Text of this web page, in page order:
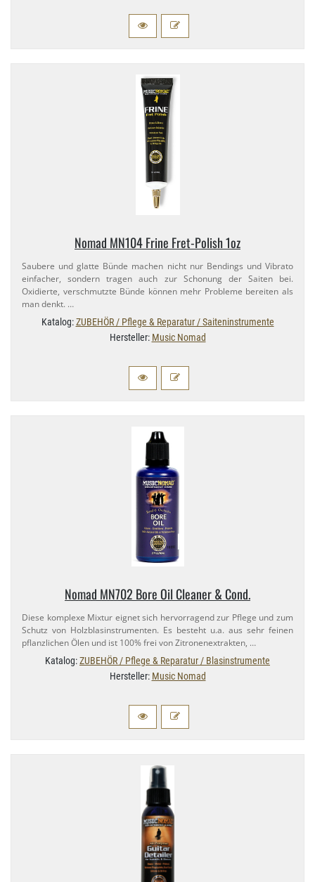
Nomad MN104 Frine Fret-​Polish 1oz
Saubere und glatte Bünde machen nicht nur Bendings und Vibrato
einfacher, sondern tragen auch zur Schonung der Saiten bei.
Oxidierte, verschmutzte Bünde können mehr Probleme bereiten als
man denkt. …
Katalog:ZUBEHÖR / Pflege & Reparatur / Saiteninstrumente
Hersteller: Music Nomad
Nomad MN702 Bore Oil Cleaner & Cond.
Diese komplexe Mixtur eignet sich hervorragend zur Pflege und zum
Schutz von Holzblasinstrumenten. Es besteht u.​a. aus sehr feinen
pflanzlichen Ölen und ist 100% frei von Zitronenextrakten, …
Katalog:ZUBEHÖR / Pflege & Reparatur / Blasinstrumente
Hersteller: Music Nomad